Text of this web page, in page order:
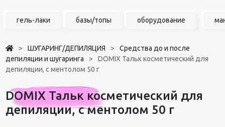
Чат в MAX
Избранное
гель-лаки базы/топы оборудование
ШУГАРИНГ/ДЕПИЛЯЦИЯ
Средства до и после
депиляции и шугаринга
DOMIX Тальк косметический для
депиляции, с ментолом 50 г
DOMIX Тальк косметический для
депиляции, с ментолом 50 г